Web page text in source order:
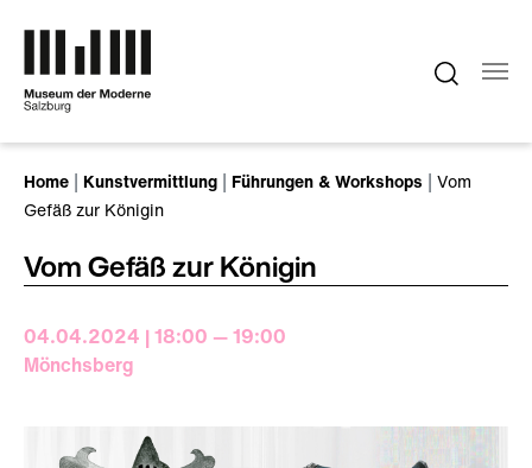
Home Kunstvermittlung Führungen & Workshops
Vom
Gefäß zur Königin
Vom Gefäß zur Königin
04.04.2024 | 18:00 — 19:00
Mönchsberg